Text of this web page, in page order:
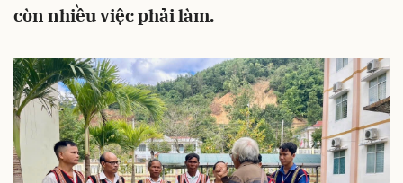
còn nhiều việc phải làm.